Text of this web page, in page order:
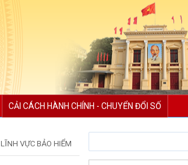
CẢI CÁCH HÀNH CHÍNH - CHUYỂN ĐỔI SỐ
LĨNH VỰC BẢO HIỂM